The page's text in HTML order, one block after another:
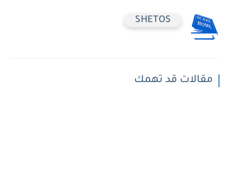
SHETOS
مقالات قد تهمك